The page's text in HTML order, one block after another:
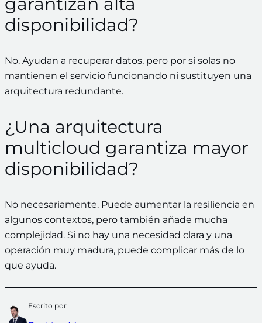
disponibilidad?
No. Ayudan a recuperar datos, pero por sí solas no
mantienen el servicio funcionando ni sustituyen una
arquitectura redundante.
¿Una arquitectura
multicloud garantiza mayor
disponibilidad?
No necesariamente. Puede aumentar la resiliencia en
algunos contextos, pero también añade mucha
complejidad. Si no hay una necesidad clara y una
operación muy madura, puede complicar más de lo
que ayuda.
Escrito por